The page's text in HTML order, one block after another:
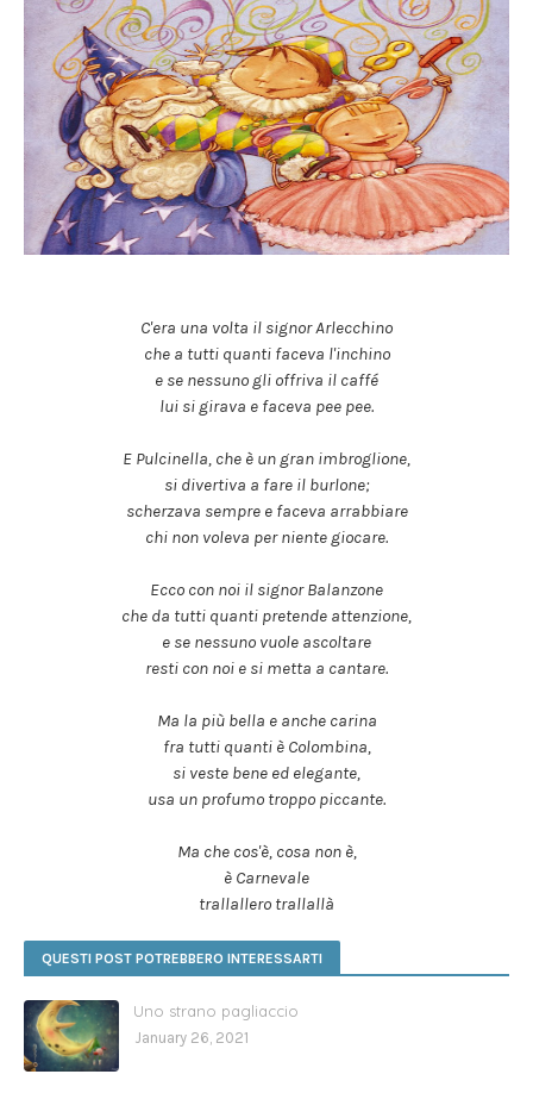
C'era una volta il signor Arlecchino
che a tutti quanti faceva l'inchino
e se nessuno gli offriva il caffé
lui si girava e faceva pee pee.
E Pulcinella, che è un gran imbroglione,
si divertiva a fare il burlone;
scherzava sempre e faceva arrabbiare
chi non voleva per niente giocare.
Ecco con noi il signor Balanzone
che da tutti quanti pretende attenzione,
e se nessuno vuole ascoltare
resti con noi e si metta a cantare.
Ma la più bella e anche carina
fra tutti quanti è Colombina,
si veste bene ed elegante,
usa un profumo troppo piccante.
Ma che cos'è, cosa non è,
è Carnevale
trallallero trallallà
QUESTI POST POTREBBERO INTERESSARTI
Uno strano pagliaccio
January 26, 2021